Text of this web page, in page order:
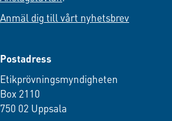
Anmäl dig till vårt nyhetsbrev
Postadress
Etikprövningsmyndigheten
Box 2110
750 02 Uppsala